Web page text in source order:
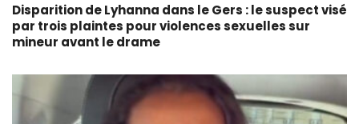
Disparition de Lyhanna dans le Gers : le suspect visé
par trois plaintes pour violences sexuelles sur
mineur avant le drame